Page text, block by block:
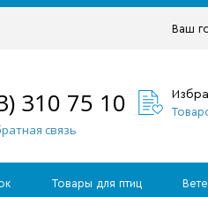
Ваш
310 75 10
связь
Товары для птиц